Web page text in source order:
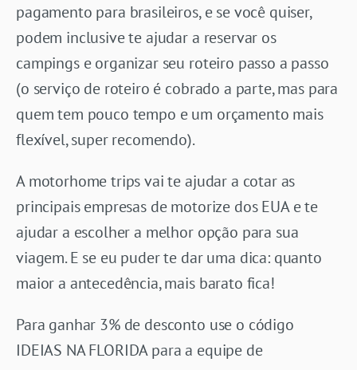
pagamento para brasileiros, e se você quiser,
podem inclusive te ajudar a reservar os
campings e organizar seu roteiro passo a passo
(o serviço de roteiro é cobrado a parte, mas para
quem tem pouco tempo e um orçamento mais
flexível, super recomendo).
A motorhome trips vai te ajudar a cotar as
principais empresas de motorize dos EUA e te
ajudar a escolher a melhor opção para sua
viagem. E se eu puder te dar uma dica: quanto
maior a antecedência, mais barato fica!
Para ganhar 3% de desconto use o código
IDEIAS NA FLORIDA para a equipe de